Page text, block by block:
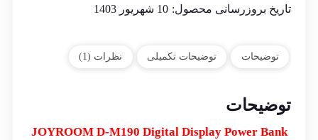
تاریخ بروزرسانی محصول: 10 شهریور 1403
توضیحات توضیحات تکمیلی نظرات (1)
توضیحات
JOYROOM D-M190 Digital Display Power Bank